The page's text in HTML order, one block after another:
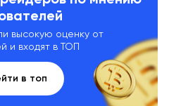
высокую оценку от
и входят в ТОП
в топ